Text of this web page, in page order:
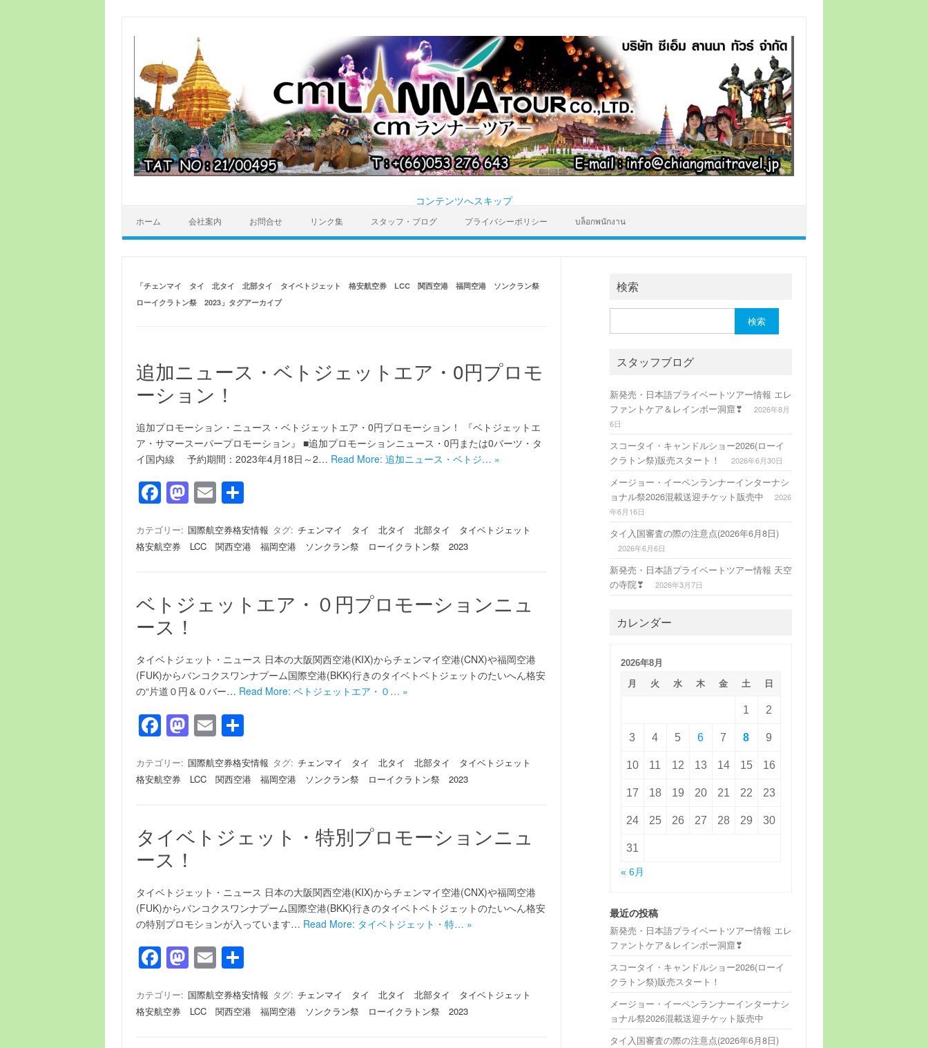
コンテンツへスキップ
ホーム 会社案内 お問合せ リンク集 スタッフ・ブログ プライバシーポリシー บล็อกพนักงาน
「チェンマイ タイ 北タイ 北部タイ タイベトジェット 格安航空券 LCC 関西空港 福岡空港 ソンクラン祭
ローイクラトン祭 2023」タグアーカイブ
追加ニュース・ベトジェットエア・0円プロモ
ーション！
追加プロモーション・ニュース・ベトジェットエア・0円プロモーション！ 『ベトジェットエ
ア・サマースーパープロモーション』 ■追加プロモーションニュース・0円または0バーツ・タ
イ国内線 予約期間：2023年4月18日～2… Read More: 追加ニュース・ベトジ… »
F
c
e
o
o
k
M
st
o
o
E
ail
共
カテゴリー: 国際航空券格安情報 タグ: チェンマイ タイ 北タイ 北部タイ タイベトジェット
格安航空券 LCC 関西空港 福岡空港 ソンクラン祭 ローイクラトン祭 2023
ベトジェットエア・０円プロモーションニュ
ース！
タイベトジェット・ニュース 日本の大阪関西空港(KIX)からチェンマイ空港(CNX)や福岡空港
(FUK)からバンコクスワンナプーム国際空港(BKK)行きのタイベトベトジェットのたいへん格安
の“片道０円＆０バー… Read More: ベトジェットエア・０… »
F
a
c
e
o
o
M
a
st
o
o
E
m
ail
共
カテゴリー: 国際航空券格安情報 タグ: チェンマイ タイ 北タイ 北部タイ タイベトジェット
格安航空券 LCC 関西空港 福岡空港 ソンクラン祭 ローイクラトン祭 2023
タイベトジェット・特別プロモーションニュ
ース！
タイベトジェット・ニュース 日本の大阪関西空港(KIX)からチェンマイ空港(CNX)や福岡空港
(FUK)からバンコクスワンナプーム国際空港(BKK)行きのタイベトベトジェットのたいへん格安
の特別プロモションが入っています… Read More: タイベトジェット・特… »
F
c
e
M
st
o
E
ail
共
カテゴリー: 国際航空券格安情報 タグ: チェンマイ タイ 北タイ 北部タイ タイベトジェット
格安航空券 LCC 関西空港 福岡空港 ソンクラン祭 ローイクラトン祭 2023
検索
索:
スタッフブログ
新発売・日本語プライベートツアー情報 エレ
ファントケア＆レインボー洞窟❣
2026年8月
6日
スコータイ・キャンドルショー2026(ローイ
クラトン祭)販売スタート！
2026年6月30日
メージョー・イーペンランナーインターナシ
ョナル祭2026混載送迎チケット販売中
2026
年6月16日
タイ入国審査の際の注意点(2026年6月8日)
2026年6月6日
新発売・日本語プライベートツアー情報 天空
の寺院❣
2026年3月7日
カレンダー
2026年8月
月
火 水 木 金 土 日
1 2
3 4 5 6 7 8 9
10 11 12 13 14 15 16
17 18 19 20 21 22 23
24 25 26 27 28 29 30
31
« 6月
最近の投稿
新発売・日本語プライベートツアー情報 エレ
ファントケア＆レインボー洞窟❣
スコータイ・キャンドルショー2026(ローイ
クラトン祭)販売スタート！
メージョー・イーペンランナーインターナシ
ョナル祭2026混載送迎チケット販売中
タイ入国審査の際の注意点(2026年6月8日)